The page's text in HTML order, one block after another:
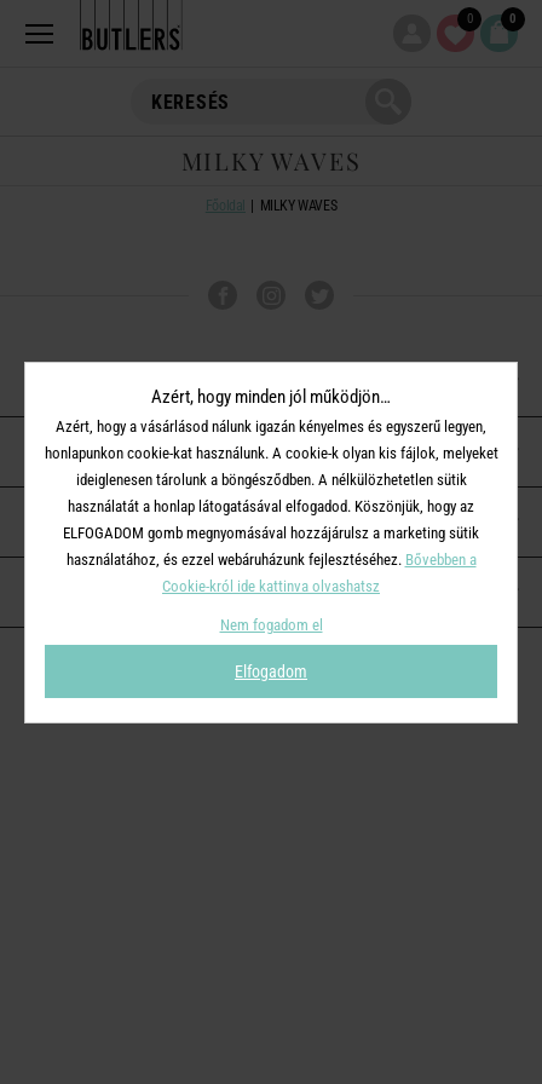
0 0
MILKY WAVES
Főoldal MILKY WAVES
ÜGYFÉLSZOLGÁLAT
A BUTLERS-RŐL
KAPCSOLAT
Azért, hogy minden jól működjön…
Azért, hogy a vásárlásod nálunk igazán kényelmes és egyszerű legyen,
honlapunkon cookie-kat használunk. A cookie-k olyan kis fájlok, melyeket
ideiglenesen tárolunk a böngésződben. A nélkülözhetetlen sütik
használatát a honlap látogatásával elfogadod. Köszönjük, hogy az
ELFOGADOM gomb megnyomásával hozzájárulsz a marketing sütik
használatához, és ezzel webáruházunk fejlesztéséhez. Bővebben a
Cookie-król ide kattinva olvashatsz
Nem fogadom el
Elfogadom